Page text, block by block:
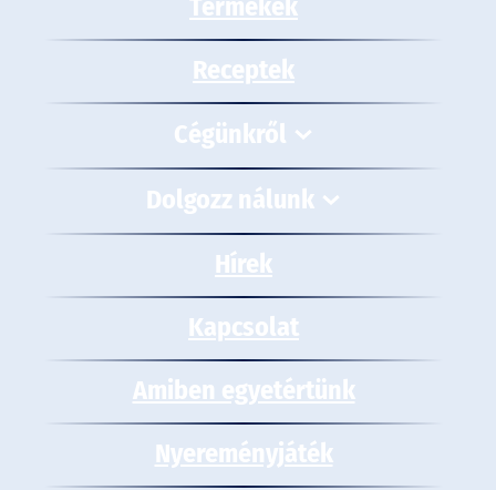
Receptek
Cégünkről
Dolgozz nálunk
Hírek
Kapcsolat
Amiben egyetértünk
Nyereményjáték